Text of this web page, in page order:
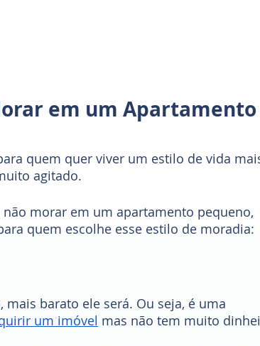
em um Apartamento
quem quer viver um estilo de vida
agitado.
morar em um apartamento pequeno,
quem escolhe esse estilo de moradia:
barato ele será. Ou seja, é uma
um imóvel mas não tem muito